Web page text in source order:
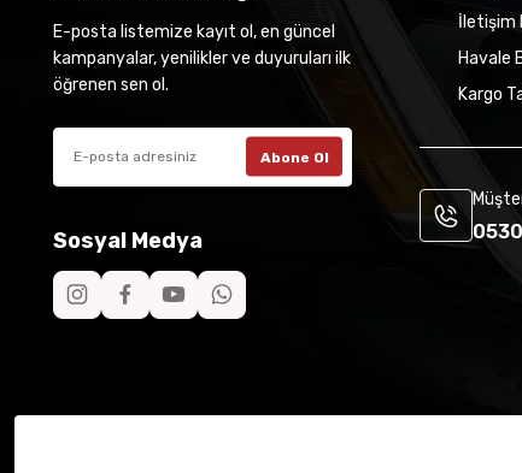
E-posta listemize kayıt ol, en güncel
kampanyalar, yenilikler ve duyuruları ilk
öğrenen sen ol.
Abone Ol
Sosyal Medya
İletişim
Havale
Kargo